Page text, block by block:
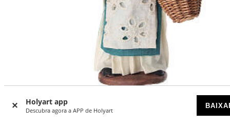
Holyart app
Descubra agora a APP de Holyart
Mulher do povo para presépio napolitano 13 cm